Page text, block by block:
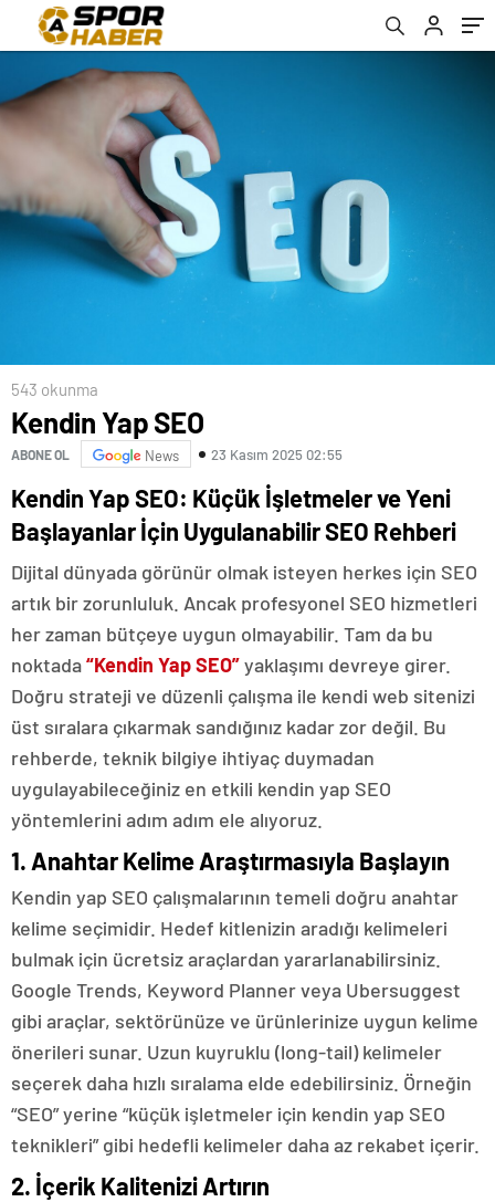
543 okunma
Kendin Yap SEO
ABONE OL News 23 Kasım 2025 02:55
Kendin Yap SEO: Küçük İşletmeler ve Yeni
Başlayanlar İçin Uygulanabilir SEO Rehberi
Dijital dünyada görünür olmak isteyen herkes için SEO
artık bir zorunluluk. Ancak profesyonel SEO hizmetleri
her zaman bütçeye uygun olmayabilir. Tam da bu
noktada“Kendin Yap SEO”yaklaşımı devreye girer.
Doğru strateji ve düzenli çalışma ile kendi web sitenizi
üst sıralara çıkarmak sandığınız kadar zor değil. Bu
rehberde, teknik bilgiye ihtiyaç duymadan
uygulayabileceğiniz en etkili kendin yap SEO
yöntemlerini adım adım ele alıyoruz.
1. Anahtar Kelime Araştırmasıyla Başlayın
Kendin yap SEO çalışmalarının temeli doğru anahtar
kelime seçimidir. Hedef kitlenizin aradığı kelimeleri
bulmak için ücretsiz araçlardan yararlanabilirsiniz.
Google Trends, Keyword Planner veya Ubersuggest
gibi araçlar, sektörünüze ve ürünlerinize uygun kelime
önerileri sunar. Uzun kuyruklu (long-tail) kelimeler
seçerek daha hızlı sıralama elde edebilirsiniz. Örneğin
“SEO” yerine “küçük işletmeler için kendin yap SEO
teknikleri” gibi hedefli kelimeler daha az rekabet içerir.
2. İçerik Kalitenizi Artırın